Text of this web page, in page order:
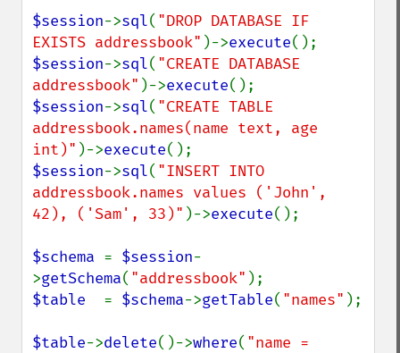
$session->sql( "DROP DATABASE IF
EXISTS addressbook" )->execute
$session->sql( "CREATE DATABASE
addressbook" )->execute
$session->sql( "CREATE TABLE
addressbook.names(name text, age
int)" )->execute
$session->sql( "INSERT INTO
addressbook.names values ('John',
42), ('Sam', 33)" )->execute();
$schema = $session-
>getSchema( "addressbook"
$table = $schema->getTable( "names" );
$table->delete()->where( "name =